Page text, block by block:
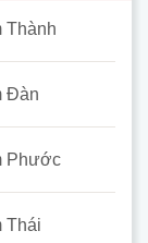
Thành
Đàn
Phước
Thái